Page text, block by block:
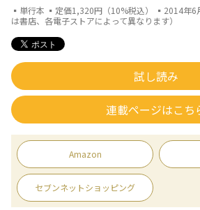
▪単行本 ▪定価1,320円（10%税込） ▪2014年6
は書店、各電子ストアによって異なります）
試し読み
連載ページはこち
Amazon
セブンネットショッピング